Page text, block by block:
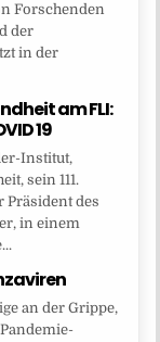
Forschenden
der
in der
am FLI:
19
Institut,
sein 111.
Präsident des
in einem
an der Grippe,